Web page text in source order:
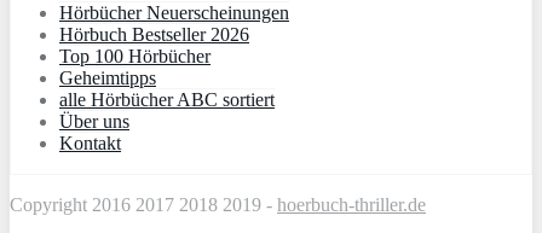
Hörbücher Neuerscheinungen
Hörbuch Bestseller 2026
Top 100 Hörbücher
Geheimtipps
alle Hörbücher ABC sortiert
Über uns
Kontakt
Copyright 2016 2017 2018 2019 - hoerbuch-thriller.de